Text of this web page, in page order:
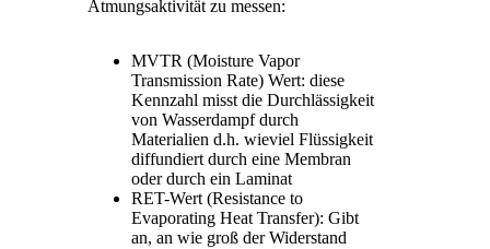
Atmungsaktivität zu messen:
MVTR (Moisture Vapor
Transmission Rate) Wert: diese
Kennzahl misst die Durchlässigkeit
von Wasserdampf durch
Materialien d.h. wieviel Flüssigkeit
diffundiert durch eine Membran
oder durch ein Laminat
RET-Wert (Resistance to
Evaporating Heat Transfer): Gibt
an, an wie groß der Widerstand